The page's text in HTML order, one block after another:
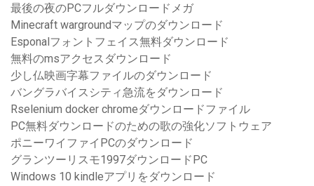
最後の夜のPCフルダウンロードメガ
Minecraft wargroundマップのダウンロード
Esponalフォントフェイス無料ダウンロード
無料のmsアクセスダウンロード
少し仏映画字幕ファイルのダウンロード
バングラバイスシティ急流をダウンロード
Rselenium docker chromeダウンロードファイル
PC無料ダウンロードのための歌の強化ソフトウェア
ポニーワイファイPCのダウンロード
グランツーリスモ1997ダウンロードPC
Windows 10 kindleアプリをダウンロード